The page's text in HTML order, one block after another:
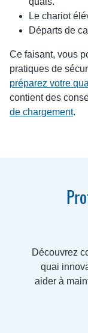
Le chariot
Départs de
Ce faisant, vous
pratiques de
préparez votre
contient des
de chargement.
Découvrez
quai
aider à